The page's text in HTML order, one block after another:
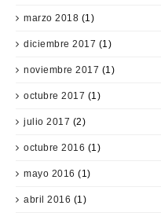
marzo 2018 (1)
diciembre 2017 (1)
noviembre 2017 (1)
octubre 2017 (1)
julio 2017 (2)
octubre 2016 (1)
mayo 2016 (1)
abril 2016 (1)